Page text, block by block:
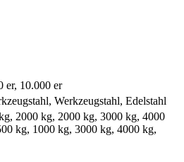
er, 10.000 er
Werkzeugstahl, Edelstahl
2000 kg, 2000 kg, 3000 kg, 4000
kg, 1000 kg, 3000 kg, 4000 kg,